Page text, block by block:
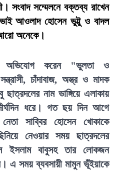
সংবাদ সম্মেলনে বক্তব্য রাখেন
আওলাদ হোসেন ভুট্টু ও বাদল
অনেকে।
অভিযোগ করেন "ভুলতা ও
চাঁদাবাজ, অস্ত্র ও মাদক
নাম ভাঙ্গিয়ে এলাকায়
ধরে। গত ছয় দিন আগে
সাব্বির হোসেন খোকাকে
নেওয়ার সময় ছাত্রদলের
ইসলাম বাবুসহ তার লোকজন
এ সময় ব্যবসায়ী মামুন ভূঁইয়াকে